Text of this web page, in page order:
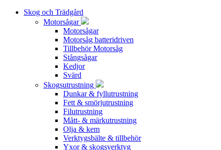
Skog och Trädgård
Motorsågar
Motorsågar
Motorsåg batteridriven
Tillbehör Motorsåg
Stångsågar
Kedjor
Svärd
Skogsutrustning
Dunkar & fyllutrustning
Fett & smörjutrustning
Filutrustning
Mått- & märkutrustning
Olja & kem
Verktygsbälte & tillbehör
Yxor & skogsverktyg